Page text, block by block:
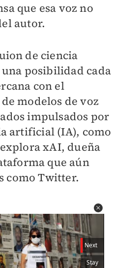
que esa voz no
autor.
de ciencia
posibilidad cada
con el
modelos de voz
impulsados por
artificial (IA), como
xAI, dueña
que aún
como Twitter.